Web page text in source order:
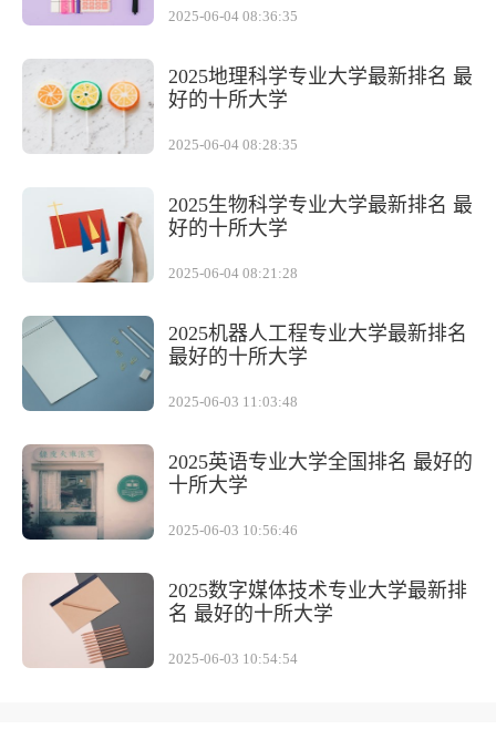
2025-06-04 08:36:35
2025地理科学专业大学最新排名 最
好的十所大学
2025-06-04 08:28:35
2025生物科学专业大学最新排名 最
好的十所大学
2025-06-04 08:21:28
2025机器人工程专业大学最新排名
最好的十所大学
2025-06-03 11:03:48
2025英语专业大学全国排名 最好的
十所大学
2025-06-03 10:56:46
2025数字媒体技术专业大学最新排
名 最好的十所大学
2025-06-03 10:54:54